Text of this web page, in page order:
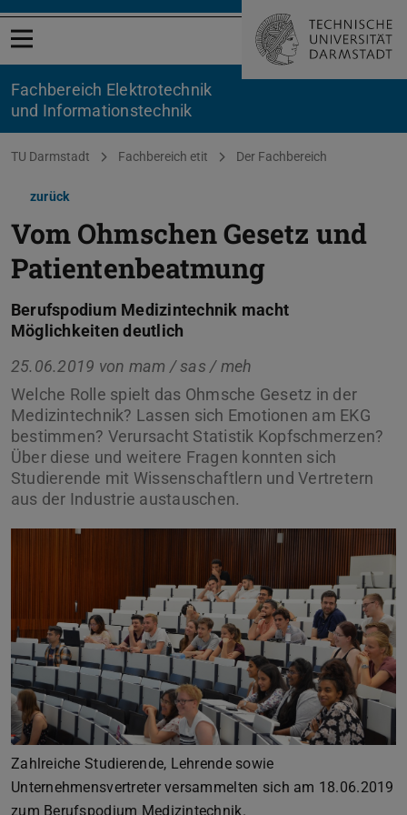
Menü öffnen
Fachbereich Elektrotechnik
und Informationstechnik
Sie befinden sich hier:
TU Darmstadt Fachbereich etit Der Fachbereich
zurück
Vom Ohmschen Gesetz und
Patientenbeatmung
Berufspodium Medizintechnik macht
Möglichkeiten deutlich
25.06.2019 von mam / sas / meh
Welche Rolle spielt das Ohmsche Gesetz in der
Medizintechnik? Lassen sich Emotionen am EKG
bestimmen? Verursacht Statistik Kopfschmerzen?
Über diese und weitere Fragen konnten sich
Studierende mit Wissenschaftlern und Vertretern
aus der Industrie austauschen.
Zahlreiche Studierende, Lehrende sowie
Unternehmensvertreter versammelten sich am 18.06.2019
zum Berufspodium Medizintechnik.
Zurück Vor